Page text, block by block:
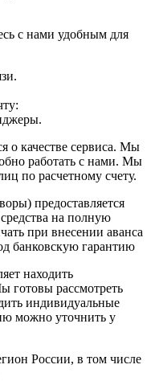
с нами удобным для
о качестве сервиса. Мы
работать с нами. Мы
по расчетному счету.
предоставляется
на полную
при внесении аванса
банковскую гарантию
находить
готовы рассмотреть
индивидуальные
можно уточнить у
России, в том числе